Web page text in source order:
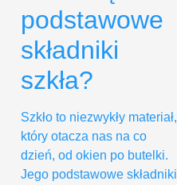
podstawowe
składniki
szkła?
Szkło to niezwykły materiał,
który otacza nas na co
dzień, od okien po butelki.
Jego podstawowe składniki